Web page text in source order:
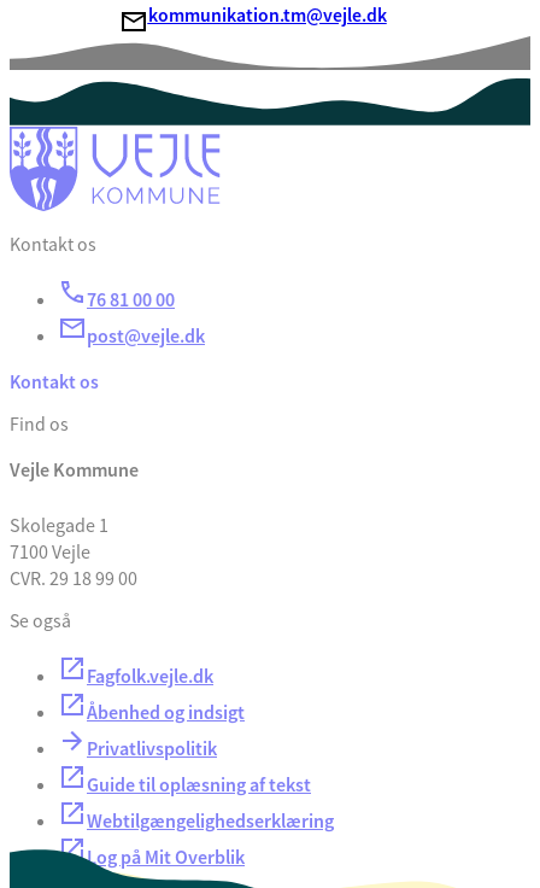
kommunikation.tm@vejle.dk
Kontakt os
76 81 00 00
post@vejle.dk
Kontakt os
Find os
Vejle Kommune
Skolegade 1
7100 Vejle
CVR. 29 18 99 00
Se også
Fagfolk.vejle.dk
Åbenhed og indsigt
Privatlivspolitik
Guide til oplæsning af tekst
Webtilgængelighedserklæring
Log på Mit Overblik